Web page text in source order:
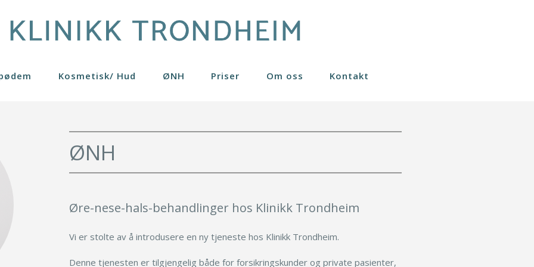
Kosmetisk/ Hud ØNH Priser Om oss Kontakt
Brystreduksjon
Bukplastikk
eget fett
Fettsuging Lipødem Svettebehandling
Kjemisk peeling
Rosacea
ØNH
Øre- Nese- Hals
Øre-nese-hals-behandlinger hos Klinikk Trondheim
Vi er stolte av å introdusere en ny tjeneste hos Klinikk Trondheim.
Denne tjenesten er tilgjengelig både for forsikringskunder og private pasienter,